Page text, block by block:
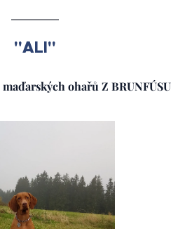
"ALI"
ohařů Z BRUNFÚSU